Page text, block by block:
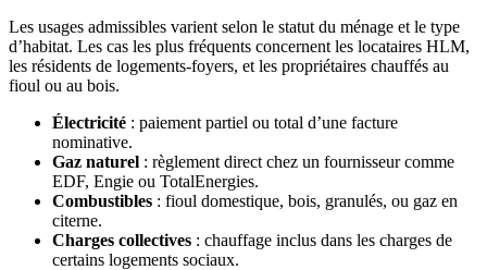
Les usages admissibles varient selon le statut du ménage et le type
d’habitat. Les cas les plus fréquents concernent les locataires HLM,
les résidents de logements-foyers, et les propriétaires chauffés au
fioul ou au bois.
Électricité : paiement partiel ou total d’une facture
nominative.
Gaz naturel : règlement direct chez un fournisseur comme
EDF, Engie ou TotalEnergies.
Combustibles : fioul domestique, bois, granulés, ou gaz en
citerne.
Charges collectives : chauffage inclus dans les charges de
certains logements sociaux.